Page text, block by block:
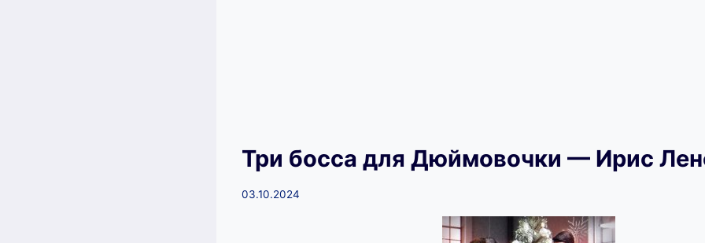
Три босса для Дюймовочки — Ирис
03.10.2024